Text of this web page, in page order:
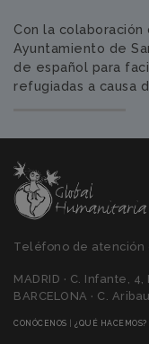
Con la
Ayuntamiento de
de español para
refugiadas a causa
Teléfono de atención
MADRID · C. Infante,
BARCELONA · C.
CONÓCENOS (CURRENT)
¿QUÉ HACEMOS?